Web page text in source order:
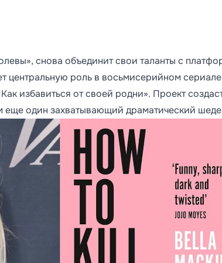
снова объединит свои таланты с
центральную роль в восьмисерийном
избавиться от своей родни». Проект
еще один захватывающий драматический